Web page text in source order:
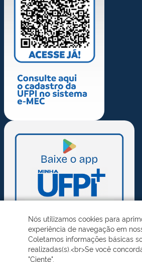
Nós utilizamos cookies para
experiência de navegação em
Coletamos informações básicas
realizadas(s).<br>Se você
"Ciente".